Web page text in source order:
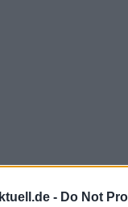
- Do Not